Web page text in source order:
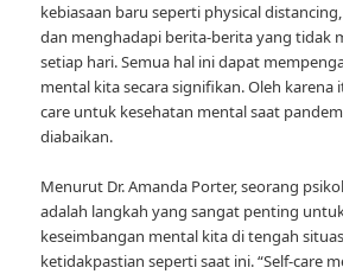
kebiasaan baru seperti physical
dan menghadapi berita-berita yang tidak
setiap hari. Semua hal ini dapat
mental kita secara signifikan. Oleh karena
care untuk kesehatan mental saat
diabaikan.
Menurut Dr. Amanda Porter, seorang
adalah langkah yang sangat penting
keseimbangan mental kita di tengah
ketidakpastian seperti saat ini. “Self-care